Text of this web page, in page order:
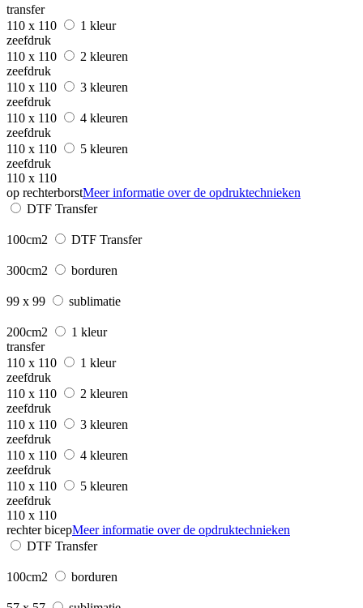
transfer
110 x 110
1 kleur
zeefdruk
110 x 110
2 kleuren
zeefdruk
110 x 110
3 kleuren
zeefdruk
110 x 110
4 kleuren
zeefdruk
110 x 110
5 kleuren
zeefdruk
110 x 110
op rechterborstMeer informatie over de opdruktechnieken
DTF Transfer
100cm2 DTF Transfer
300cm2 borduren
99 x 99 sublimatie
200cm2
1 kleur
transfer
110 x 110
1 kleur
zeefdruk
110 x 110
2 kleuren
zeefdruk
110 x 110
3 kleuren
zeefdruk
110 x 110
4 kleuren
zeefdruk
110 x 110
5 kleuren
zeefdruk
110 x 110
rechter bicepMeer informatie over de opdruktechnieken
DTF Transfer
100cm2 borduren